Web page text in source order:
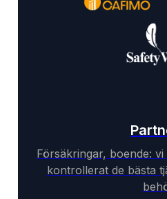
Försäkringar, boende:
kontrollerat de bästa